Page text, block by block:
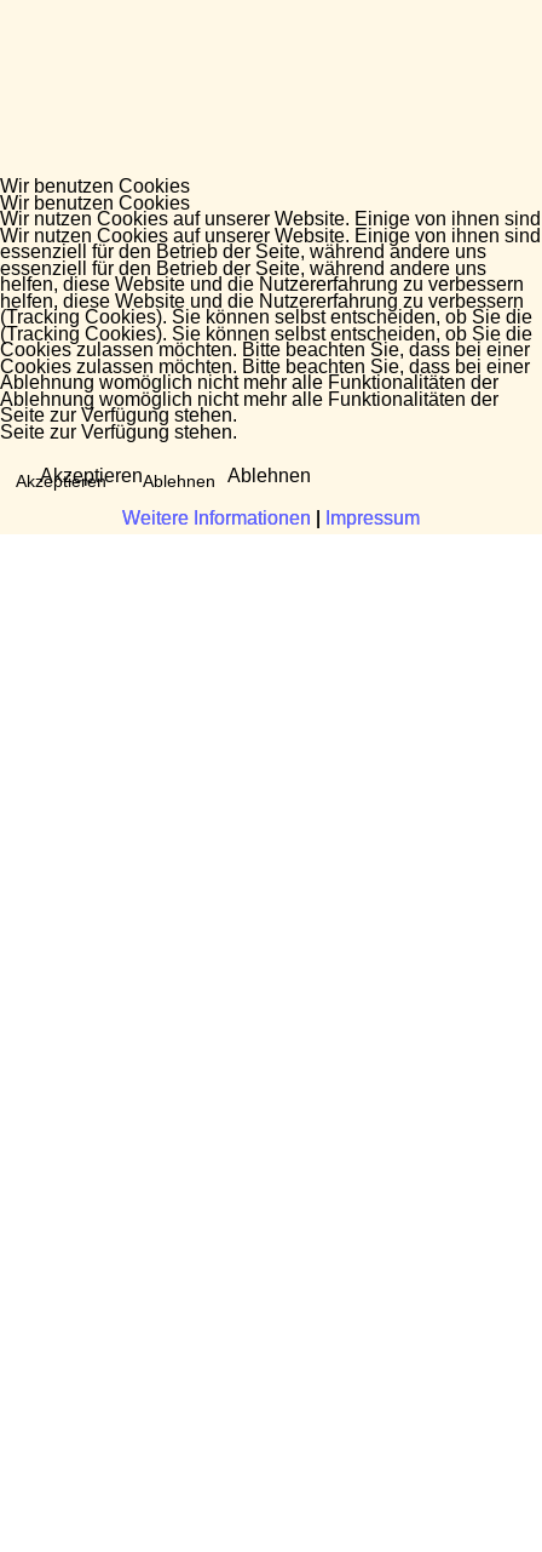
Wir benutzen Cookies
Wir nutzen Cookies auf unserer Website. Einige von ihnen sind
essenziell für den Betrieb der Seite, während andere uns
helfen, diese Website und die Nutzererfahrung zu verbessern
(Tracking Cookies). Sie können selbst entscheiden, ob Sie die
Cookies zulassen möchten. Bitte beachten Sie, dass bei einer
Ablehnung womöglich nicht mehr alle Funktionalitäten der
Seite zur Verfügung stehen.
Akzeptieren Ablehnen
Weitere Informationen Impressum
Wir benutzen Cookies
Wir nutzen Cookies auf unserer Website. Einige von ihnen sind
essenziell für den Betrieb der Seite, während andere uns
helfen, diese Website und die Nutzererfahrung zu verbessern
(Tracking Cookies). Sie können selbst entscheiden, ob Sie die
Cookies zulassen möchten. Bitte beachten Sie, dass bei einer
Ablehnung womöglich nicht mehr alle Funktionalitäten der
Seite zur Verfügung stehen.
Akzeptieren Ablehnen
Weitere Informationen Impressum